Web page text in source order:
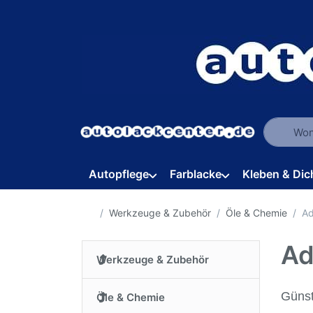
Geben
Autopflege Farblacke Kleben &
Startseite
Werkzeuge & Zubehör Öle & Chemie
Werkzeuge & Zubehör
Öle & Chemie